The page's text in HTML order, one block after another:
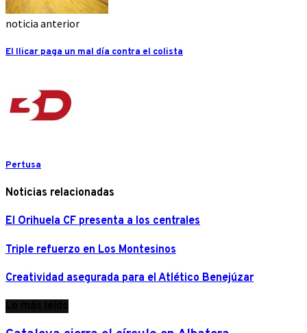
noticia anterior
El Ilicar paga un mal día contra el colista
Pertusa
Noticias relacionadas
El Orihuela CF presenta a los centrales
Triple refuerzo en Los Montesinos
Creatividad asegurada para el Atlético Benejúzar